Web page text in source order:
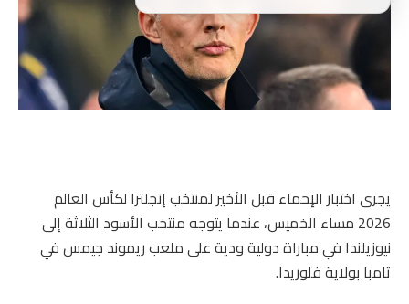
يجرى اختبار الإحماء قبل الأخير لمنتخب إنجلترا لكأس العالم
2026 مساء الخميس، عندما يتوجه منتخب الأسود الثلاثة إلى
نيوزيلندا في مباراة دولية ودية على ملعب ريموند جيمس في
تامبا بولاية فلوريدا.